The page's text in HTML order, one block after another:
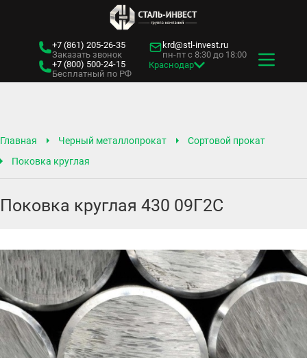
+7 (861) 205-26-35
Заказать звонок
+7 (800) 500-24-15
Бесплатный по РФ
krd@stl-invest.ru
пн-пт с 8:30 до 18:00
Краснодар
Главная Черный металлопрокат
Сортовой прокат
Поковка круглая
Поковка круглая 430 09Г2С